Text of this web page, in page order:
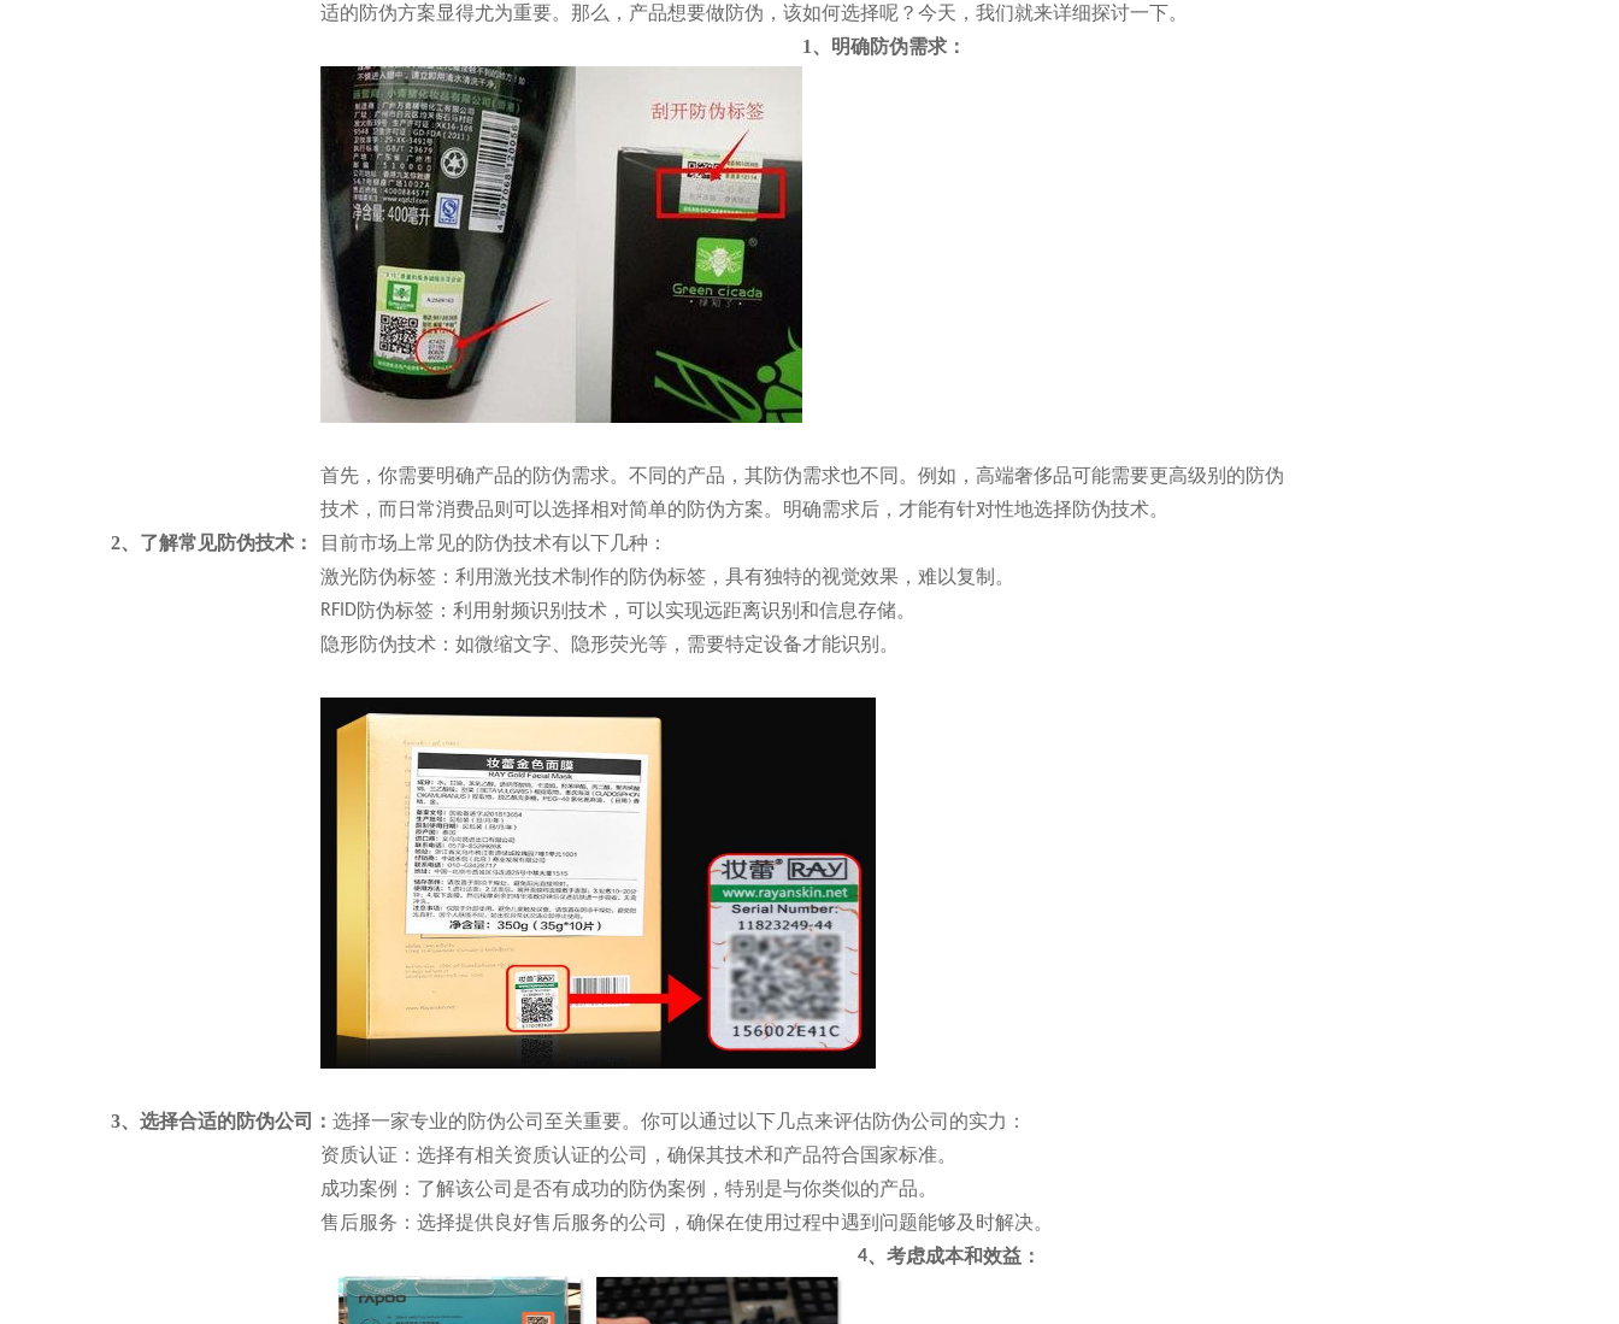
适的防伪方案显得尤为重要。那么，产品想要做防伪，该如何选择呢？今天，我们就来详细探讨一下。
1、明确防伪需求：
首先，你需要明确产品的防伪需求。不同的产品，其防伪需求也不同。例如，高端奢侈品可能需要更高级别的防伪
技术，而日常消费品则可以选择相对简单的防伪方案。明确需求后，才能有针对性地选择防伪技术。
2、了解常见防伪技术：
目前市场上常见的防伪技术有以下几种：
激光防伪标签：利用激光技术制作的防伪标签，具有独特的视觉效果，难以复制。
RFID防伪标签：利用射频识别技术，可以实现远距离识别和信息存储。
隐形防伪技术：如微缩文字、隐形荧光等，需要特定设备才能识别。
3、选择合适的防伪公司： 选择一家专业的防伪公司至关重要。你可以通过以下几点来评估防伪公司的实力：
资质认证：选择有相关资质认证的公司，确保其技术和产品符合国家标准。
成功案例：了解该公司是否有成功的防伪案例，特别是与你类似的产品。
售后服务：选择提供良好售后服务的公司，确保在使用过程中遇到问题能够及时解决。
4、考虑成本和效益：